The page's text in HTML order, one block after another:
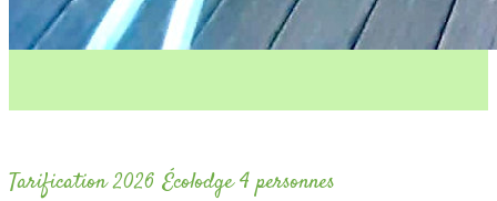
Tarification 2026 Écolodge 4 personnes